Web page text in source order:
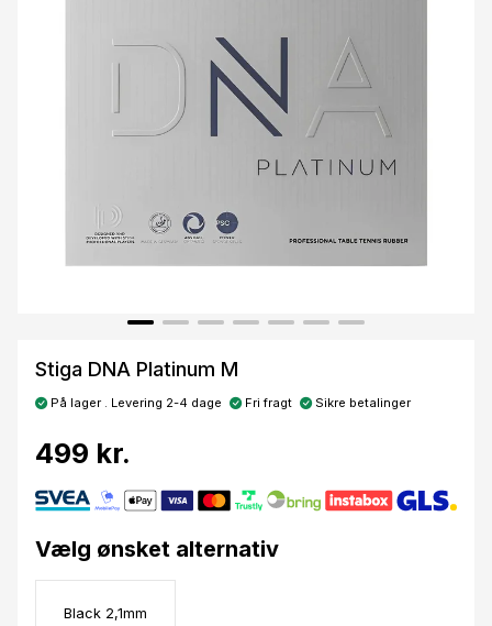
Stiga DNA Platinum M
På lager . Levering 2-4 dage Fri fragt Sikre betalinger
499 kr.
Vælg ønsket alternativ
Black 2,1mm